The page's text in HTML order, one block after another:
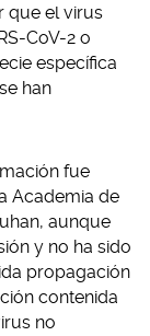
que el virus
CoV-2 o
específica
han
fue
Academia de
aunque
y no ha sido
propagación
contenida
no